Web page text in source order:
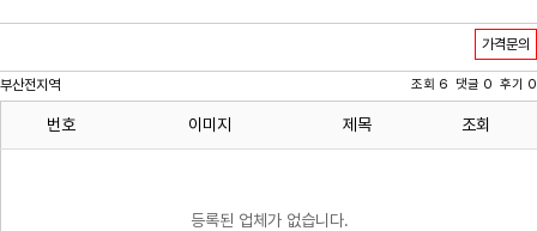
가격문의
부산전지역 조회 6 댓글 0 후기 0
번호 이미지 제목 조회
등록된 업체가 없습니다.